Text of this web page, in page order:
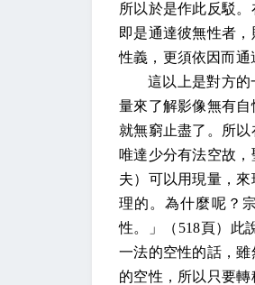
所以於是作此反駁
即是通達彼無性者
性義，更須依因而通
這以上是對方
量來了解影像無有
就無窮止盡了。所
唯達少分有法空故
夫）可以用現量，
理的。為什麼呢？
性。」（ 518頁）此
一法的空性的話，
的空性，所以只要